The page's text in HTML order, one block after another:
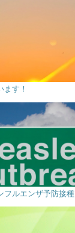
ます！
フルエンザ予防接種